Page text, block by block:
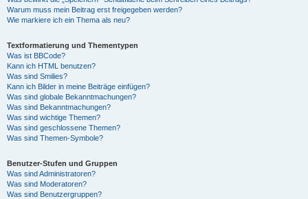
Warum muss mein Beitrag erst freigegeben werden?
Wie markiere ich ein Thema als neu?
Textformatierung und Thementypen
Was ist BBCode?
Kann ich HTML benutzen?
Was sind Smilies?
Kann ich Bilder in meine Beiträge einfügen?
Was sind globale Bekanntmachungen?
Was sind Bekanntmachungen?
Was sind wichtige Themen?
Was sind geschlossene Themen?
Was sind Themen-Symbole?
Benutzer-Stufen und Gruppen
Was sind Administratoren?
Was sind Moderatoren?
Was sind Benutzergruppen?